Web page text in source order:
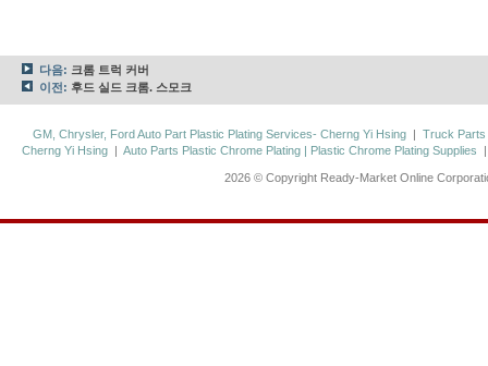
다음: 크롬 트럭 커버
이전: 후드 실드 크롬. 스모크
GM, Chrysler, Ford Auto Part Plastic Plating Services- Cherng Yi Hsing | Truck Parts
Cherng Yi Hsing |Auto Parts Plastic Chrome Plating | Plastic Chrome Plating Supplies
2026 © Copyright Ready-Market Online